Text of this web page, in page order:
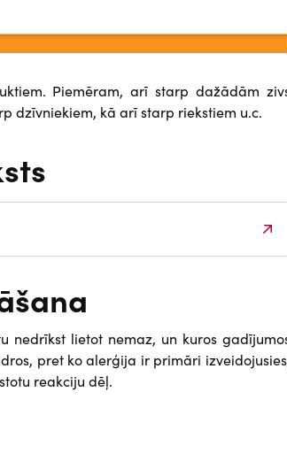
Piemēram, arī starp dažādām
dzīvniekiem, kā arī starp riekstiem u.c.
nedrīkst lietot nemaz, un kuros
pret ko alerģija ir primāri
reakciju dēļ.